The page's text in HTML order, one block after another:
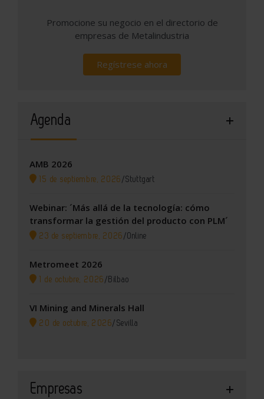
Promocione su negocio en el directorio de
empresas de Metalindustria
Regístrese ahora
Agenda
AMB 2026
15 de septiembre, 2026 /Stuttgart
Webinar: ´Más allá de la tecnología: cómo
transformar la gestión del producto con PLM´
23 de septiembre, 2026 /Online
Metromeet 2026
1 de octubre, 2026 / Bilbao
VI Mining and Minerals Hall
20 de octubre, 2026/ Sevilla
Empresas